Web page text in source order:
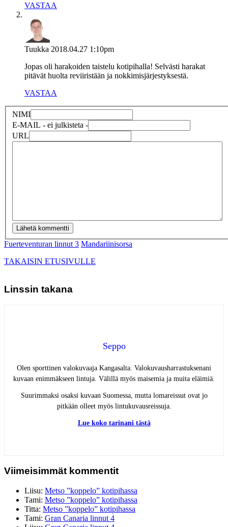
VASTAA
Tuukka 2018.04.27 1:10pm
Jopas oli harakoiden taistelu kotipihalla! Selvästi harakat
pitävät huolta reviiristään ja nokkimisjärjestyksestä.
VASTAA
NIMI
E-MAIL - ei julkisteta -
URL
Fuerteventuran linnut 3 Mandariinisorsa
TAKAISIN ETUSIVULLE
Linssin takana
Seppo
Olen sporttinen valokuvaaja Kangasalta. Valokuvausharrastuksenani
kuvaan enimmäkseen lintuja. Välillä myös maisemia ja muita eläimiä.
Suurimmaksi osaksi kuvaan Suomessa, mutta lomareissut ovat jo
pitkään olleet myös lintukuvausreissuja.
Lue koko tarinani tästä
Viimeisimmät kommentit
Liisu: Metso ”koppelo” kotipihassa
Tami: Metso ”koppelo” kotipihassa
Titta: Metso ”koppelo” kotipihassa
Tami: Gran Canaria linnut 4